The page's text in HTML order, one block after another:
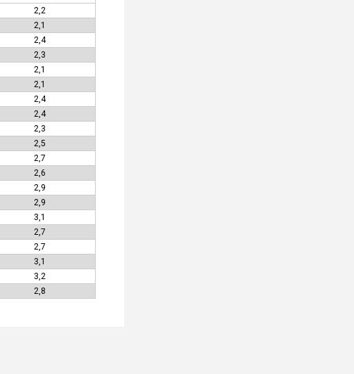
2,2
2,1
2,4
2,3
2,1
2,1
2,4
2,4
2,3
2,5
2,7
2,6
2,9
2,9
3,1
2,7
2,7
3,1
3,2
2,8